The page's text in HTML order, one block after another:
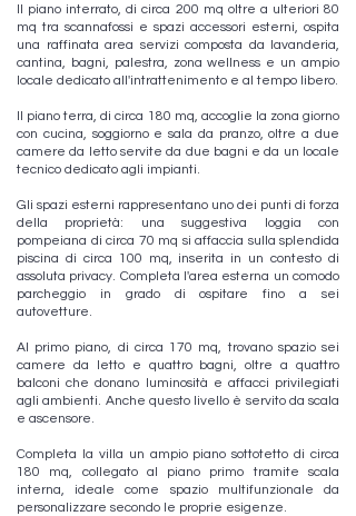
Il piano interrato, di circa 200 mq oltre a ulteriori 80
mq tra scannafossi e spazi accessori esterni, ospita
una raffinata area servizi composta da lavanderia,
cantina, bagni, palestra, zona wellness e un ampio
locale dedicato all'intrattenimento e al tempo libero.
Il piano terra, di circa 180 mq, accoglie la zona giorno
con cucina, soggiorno e sala da pranzo, oltre a due
camere da letto servite da due bagni e da un locale
tecnico dedicato agli impianti.
Gli spazi esterni rappresentano uno dei punti di forza
della proprietà: una suggestiva loggia con
pompeiana di circa 70 mq si affaccia sulla splendida
piscina di circa 100 mq, inserita in un contesto di
assoluta privacy. Completa l'area esterna un comodo
parcheggio in grado di ospitare fino a sei
autovetture.
Al primo piano, di circa 170 mq, trovano spazio sei
camere da letto e quattro bagni, oltre a quattro
balconi che donano luminosità e affacci privilegiati
agli ambienti. Anche questo livello è servito da scala
e ascensore.
Completa la villa un ampio piano sottotetto di circa
180 mq, collegato al piano primo tramite scala
interna, ideale come spazio multifunzionale da
personalizzare secondo le proprie esigenze.